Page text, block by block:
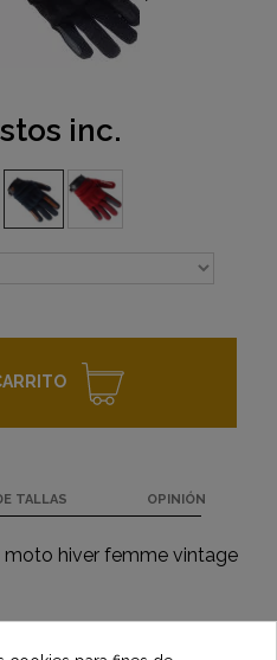
inc.
TALLAS OPINIÓN
moto hiver femme vintage
informado de